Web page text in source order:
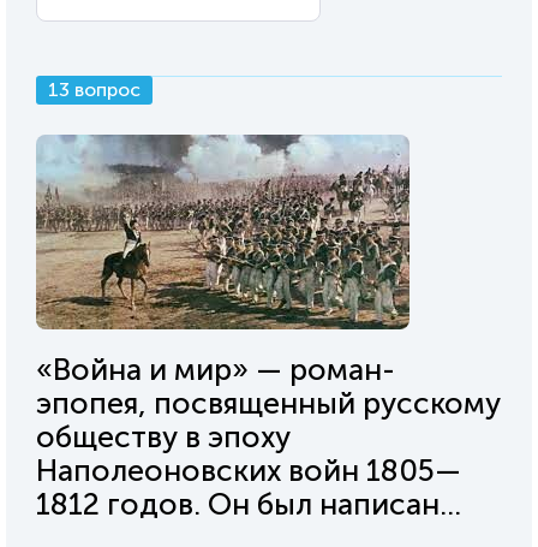
13 вопрос
«Война и мир» — роман-
эпопея, посвященный русскому
обществу в эпоху
Наполеоновских войн 1805—
1812 годов. Он был написан...